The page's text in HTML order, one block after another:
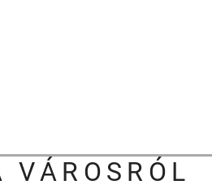
VÁROSRÓL